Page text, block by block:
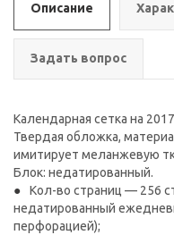
Описание
Задать вопрос
Календарная сетка на
Твердая обложка,
имитирует меланжевую
Блок: недатированный.
Кол-во страниц — 256
недатированный
перфорацией);